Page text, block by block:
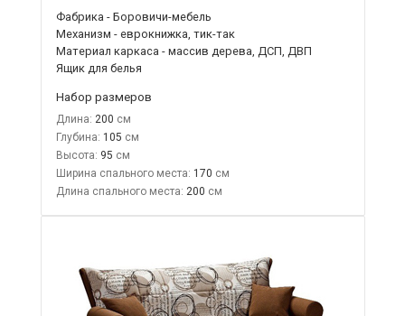
Фабрика - Боровичи-мебель
Механизм - еврокнижка, тик-так
Материал каркаса - массив дерева, ДСП, ДВП
Ящик для белья
Набор размеров
Длина: 200
Глубина: 105
Высота: 95
Ширина спального места: 170
Длина спального места: 200